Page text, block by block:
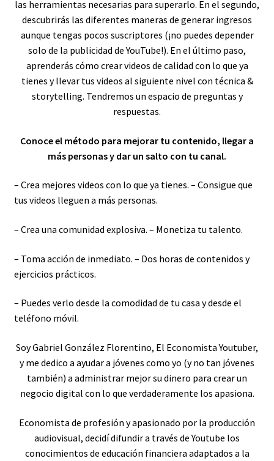
las herramientas necesarias para superarlo. En el segundo,
descubrirás las diferentes maneras de generar ingresos
aunque tengas pocos suscriptores (¡no puedes depender
solo de la publicidad de YouTube!). En el último paso,
aprenderás cómo crear videos de calidad con lo que ya
tienes y llevar tus videos al siguiente nivel con técnica &
storytelling. Tendremos un espacio de preguntas y
respuestas.
Conoce el método para mejorar tu contenido, llegar a
más personas y dar un salto con tu canal.
– Crea mejores videos con lo que ya tienes. – Consigue que
tus videos lleguen a más personas.
– Crea una comunidad explosiva. – Monetiza tu talento.
– Toma acción de inmediato. – Dos horas de contenidos y
ejercicios prácticos.
– Puedes verlo desde la comodidad de tu casa y desde el
teléfono móvil.
Soy Gabriel González Florentino, El Economista Youtuber,
y me dedico a ayudar a jóvenes como yo (y no tan jóvenes
también) a administrar mejor su dinero para crear un
negocio digital con lo que verdaderamente los apasiona.
Economista de profesión y apasionado por la producción
audiovisual, decidí difundir a través de Youtube los
conocimientos de educación financiera adaptados a la